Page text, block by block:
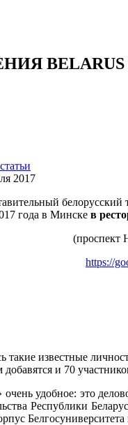
BELARUS
2017
года в Минске в р
(проспект
https://
такие известные
и 70
удобное: это
Республики
Белгосуниверситета